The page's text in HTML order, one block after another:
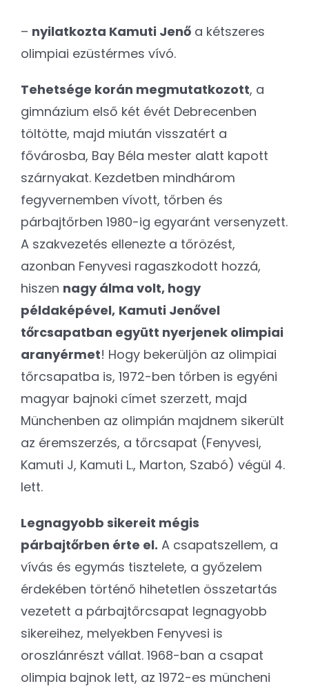
– nyilatkozta Kamuti Jenő a kétszeres
olimpiai ezüstérmes vívó.
Tehetsége korán megmutatkozott, a
gimnázium első két évét Debrecenben
töltötte, majd miután visszatért a
fővárosba, Bay Béla mester alatt kapott
szárnyakat. Kezdetben mindhárom
fegyvernemben vívott, tőrben és
párbajtőrben 1980-ig egyaránt versenyzett.
A szakvezetés ellenezte a tőrözést,
azonban Fenyvesi ragaszkodott hozzá,
hiszen nagy álma volt, hogy
példaképével, Kamuti Jenővel
tőrcsapatban együtt nyerjenek olimpiai
aranyérmet! Hogy bekerüljön az olimpiai
tőrcsapatba is, 1972-ben tőrben is egyéni
magyar bajnoki címet szerzett, majd
Münchenben az olimpián majdnem sikerült
az éremszerzés, a tőrcsapat (Fenyvesi,
Kamuti J, Kamuti L., Marton, Szabó) végül 4.
lett.
Legnagyobb sikereit mégis
párbajtőrben érte el. A csapatszellem, a
vívás és egymás tisztelete, a győzelem
érdekében történő hihetetlen összetartás
vezetett a párbajtőrcsapat legnagyobb
sikereihez, melyekben Fenyvesi is
oroszlánrészt vállat. 1968-ban a csapat
olimpia bajnok lett, az 1972-es müncheni